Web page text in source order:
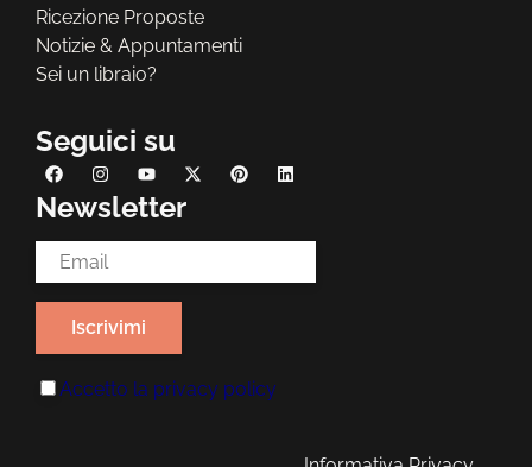
Ricezione Proposte
Notizie & Appuntamenti
Sei un libraio?
Seguici su
Newsletter
Email Address*
Accetto la privacy policy